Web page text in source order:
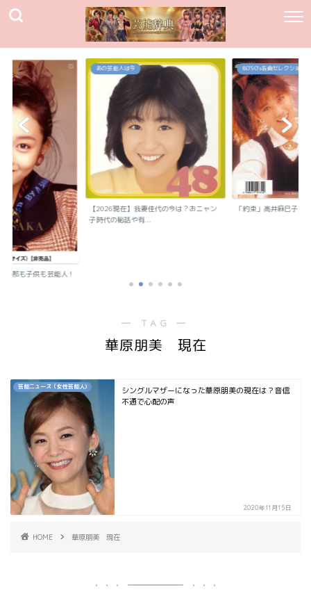
旦那も子供も芸能人！
あの芸能人は今
【2026現在】我妻佳代の今は？おニャン
子時代の秘話や有...
80`90's名曲セレクション
「約束」高井麻巳子
― TAG ―
華原朋美 現在
芸能ニュース（女性芸能人)
シングルマザーになった華原朋美の現在は？音信
不通で心配の声
2020年11月15日
HOME 華原朋美 現在